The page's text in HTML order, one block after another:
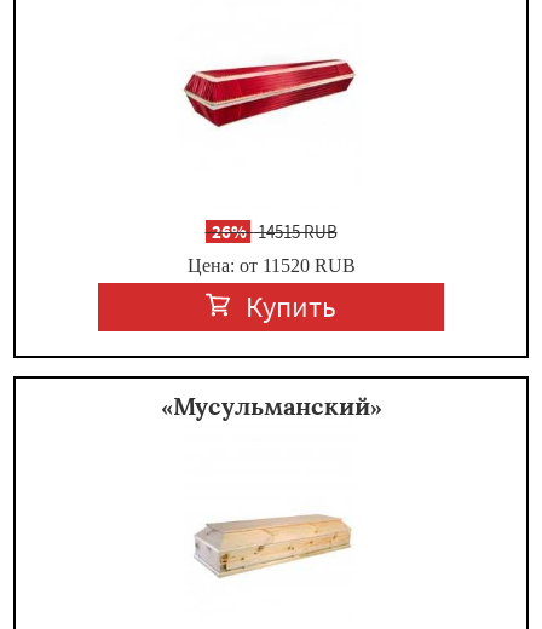
-26%14515 RUB
Цена: от 11520 RUB
Купить
«Мусульманский»